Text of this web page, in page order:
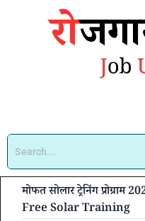
मोफत सोलार ट्रेनिंग
Free Solar Training